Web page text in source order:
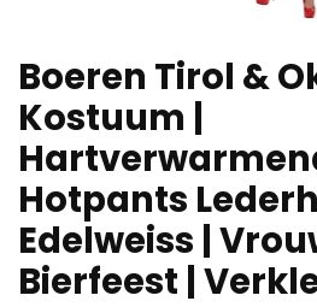
Boeren Tirol &
Kostuum |
Hotpants
Edelweiss |
Bierfeest |